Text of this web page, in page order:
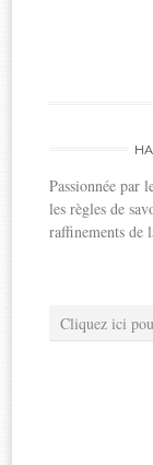
Passionnée par
les règles de
raffinements de
Cliquez ici